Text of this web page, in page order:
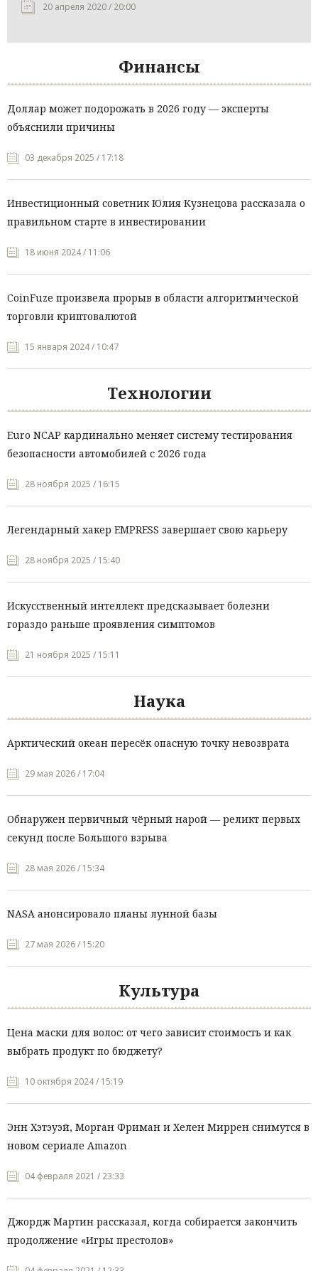
20 апреля 2020 / 20:00
Финансы
Доллар может подорожать в 2026 году — эксперты
объяснили причины
03 декабря 2025 / 17:18
Инвестиционный советник Юлия Кузнецова рассказала о
правильном старте в инвестировании
18 июня 2024 / 11:06
CoinFuze произвела прорыв в области алгоритмической
торговли криптовалютой
15 января 2024 / 10:47
Технологии
Euro NCAP кардинально меняет систему тестирования
безопасности автомобилей с 2026 года
28 ноября 2025 / 16:15
Легендарный хакер EMPRESS завершает свою карьеру
28 ноября 2025 / 15:40
Искусственный интеллект предсказывает болезни
гораздо раньше проявления симптомов
21 ноября 2025 / 15:11
Наука
Арктический океан пересёк опасную точку невозврата
29 мая 2026 / 17:04
Обнаружен первичный чёрный нарой — реликт первых
секунд после Большого взрыва
28 мая 2026 / 15:34
NASA анонсировало планы лунной базы
27 мая 2026 / 15:20
Культура
Цена маски для волос: от чего зависит стоимость и как
выбрать продукт по бюджету?
10 октября 2024 / 15:19
Энн Хэтэуэй, Морган Фриман и Хелен Миррен снимутся в
новом сериале Amazon
04 февраля 2021 / 23:33
Джордж Мартин рассказал, когда собирается закончить
продолжение «Игры престолов»